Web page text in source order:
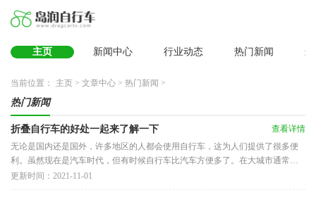
主页 新闻中心 行业动态 热门新闻
当前位置： 主页 > 文章中心 > 热门新闻 >
热门新闻
折叠自行车的好处一起来了解一下
查看详情
无论是国内还是国外，许多地区的人都会使用自行车，这为人们提供了很多便
利。虽然现在是汽车时代，但有时候自行车比汽车方便多了。在大城市通常人
口比较密集，是没有自行车专
更新时间：2021-11-01